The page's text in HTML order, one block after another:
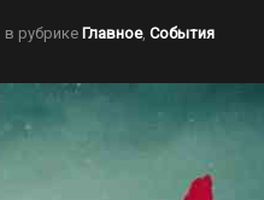
в рубрике Главное, События